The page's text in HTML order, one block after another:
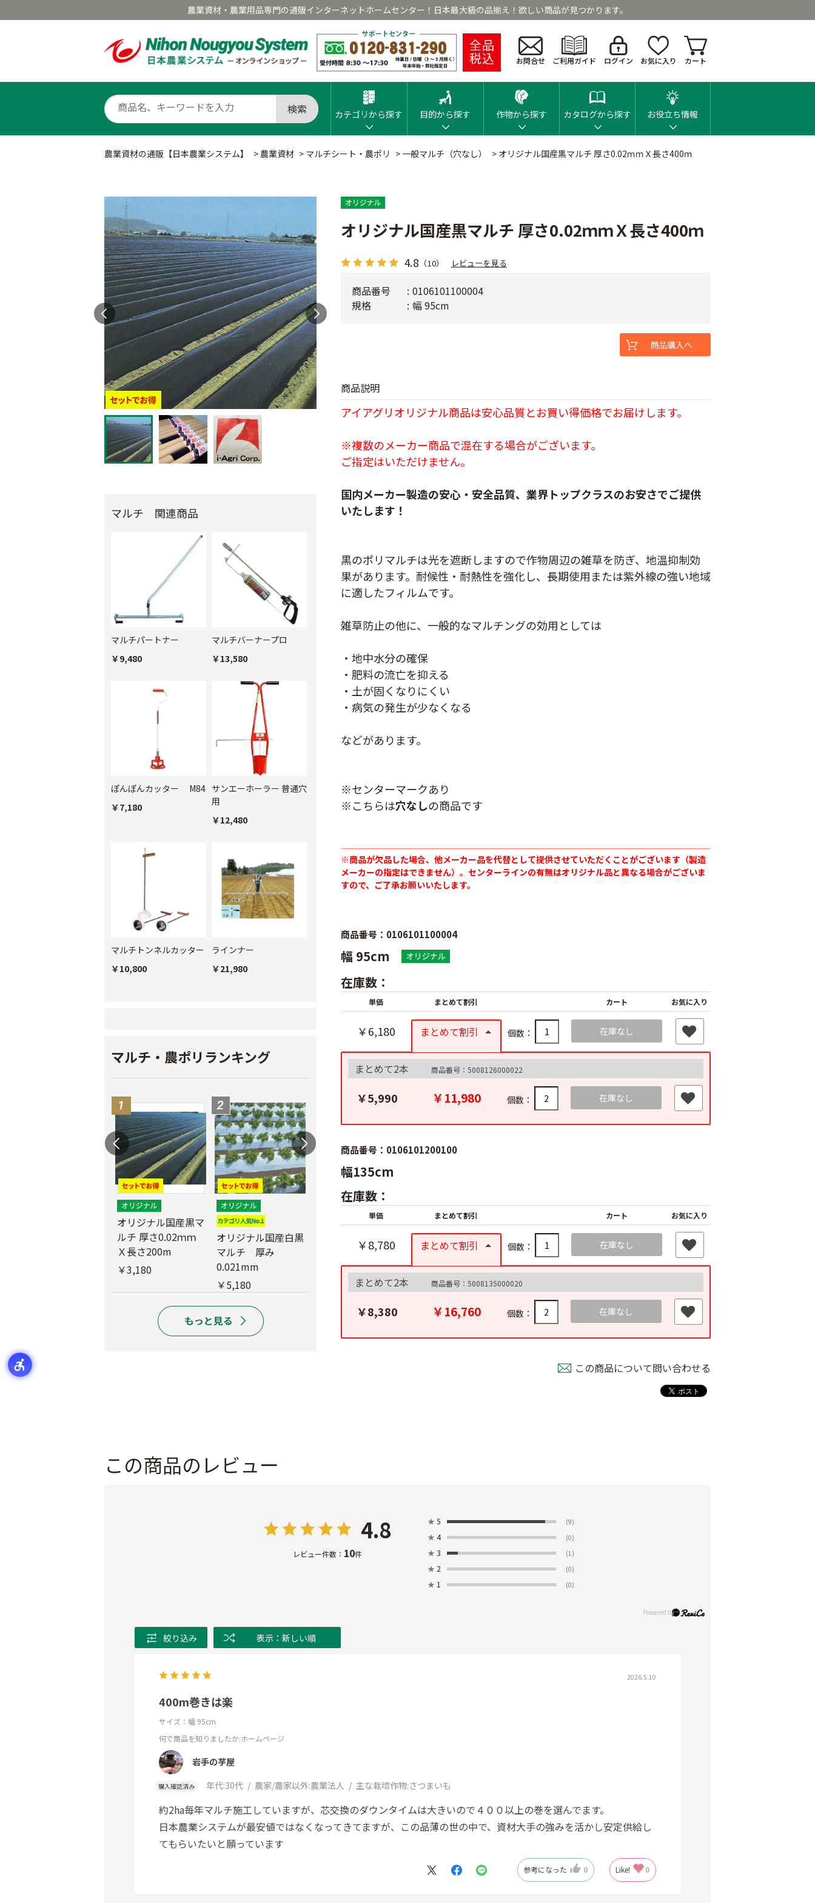
農業資材・農業用品専門の通販インターネットホームセンター！日本最大級の品揃え！欲しい商品が見つかります。
全品
税込 お問合せ ご利用ガイド ログイン お気に入り カート
検索 カテゴリから探す 目的から探す 作物から探す カタログから探す お役立ち情報
農業資材の通販【日本農業システム】 > 農業資材 > マルチシート・農ポリ > 一般マルチ（穴なし） > オリジナル国産黒マルチ 厚さ0.02ｍｍＸ長さ400ｍ
マルチ 関連商品
マルチパートナー
￥9,480
マルチバーナープロ
￥13,580
ぽんぽんカッター M84
￥7,180
サンエーホーラー 普通穴
用
￥12,480
マルチトンネルカッター
￥10,800
ラインナー
￥21,980
マルチ・農ポリランキング
オリジナル国産黒マ
ルチ 厚さ0.02ｍｍ
Ｘ長さ200m
￥3,180
オリジナル国産白黒
マルチ 厚み
0.021mm
￥5,180
オリジナル国産銀黒
￥5,680
オリジナル国産黒ホ
ールマルチ 厚さ
0.02mmX幅95cmX
長さ200ｍ
￥4,180
オリジナル国産黒マ
ルチ 厚さ0.02ｍｍ
Ｘ長さ400ｍ
￥8,780
農業用ポリエチレン
（農ポリ）透明マル
チ 厚さ0.05mmX長
さ100ｍ
￥9,180
オリジナル国産黒マルチ 厚さ0.02ｍｍＸ長さ400ｍ
4.8 （10） レビューを見る
商品説明
アイアグリオリジナル商品は安心品質とお買い得価格でお届けします。
※複数のメーカー商品で混在する場合がございます。
ご指定はいただけません。
国内メーカー製造の安心・安全品質、業界トップクラスのお安さでご提供
いたします！
黒のポリマルチは光を遮断しますので作物周辺の雑草を防ぎ、地温抑制効
果があります。耐候性・耐熱性を強化し、長期使用または紫外線の強い地域
に適したフィルムです。
雑草防止の他に、一般的なマルチングの効用としては
・地中水分の確保
・肥料の流亡を抑える
・土が固くなりにくい
・病気の発生が少なくなる
などがあります。
※センターマークあり
※こちらは穴なしの商品です
※商品が欠品した場合、他メーカー品を代替として提供させていただくことがございます（製造
メーカーの指定はできません）。センターラインの有無はオリジナル品と異なる場合がございま
すので、ご了承お願いいたします。
商品番号
0106101100004
規格
幅 95cm
商品購入へ
商品番号：0106101100004
幅 95cm
在庫数：
単価 まとめて割引 カート お気に入り
￥6,180 まとめて割引 個数： 在庫なし
まとめて2本 商品番号：5008126000022
￥5,990 ￥11,980 個数： 在庫なし
商品番号：0106101200100
幅135cm
在庫数：
単価 まとめて割引 カート お気に入り
￥8,780 まとめて割引 個数： 在庫なし
まとめて2本 商品番号：5008135000020
￥8,380 ￥16,760 個数： 在庫なし
この商品について問い合わせる
この商品のレビュー
4.8
レビュー件数： 10件
★ 5 (9)
★ 4 (0)
★ 3 (1)
★ 2 (0)
★ 1 (0)
絞り込み 表示：新しい順
2026.5.10
400m巻きは楽
サイズ：幅 95cm
何で商品を知りましたか:ホームページ
岩手の芋屋
購入確認済み 年代:30代 農家/農家以外:農業法人 主な栽培作物:さつまいも
約2ha毎年マルチ施工していますが、芯交換のダウンタイムは大きいので４００以上の巻を選んでます。
日本農業システムが最安値ではなくなってきてますが、この品薄の世の中で、資材大手の強みを活かし安定供給し
てもらいたいと願っています
参考になった 0 Like! 0